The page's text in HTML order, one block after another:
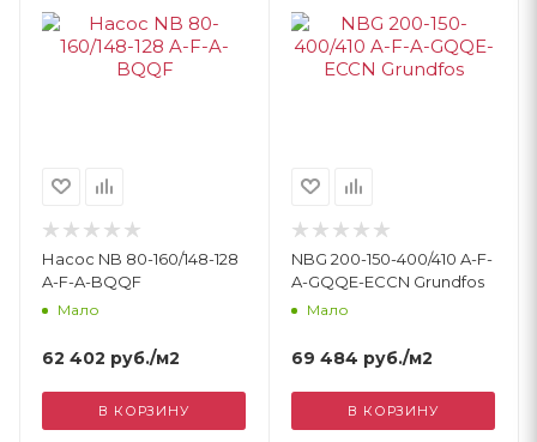
Насос NB 80-160/148-128
A-F-A-BQQF
Мало
62 402 руб./м2
В КОРЗИНУ
NBG 200-150-400/410 A-F-
A-GQQE-ECCN Grundfos
Мало
69 484 руб./м2
В КОРЗИНУ